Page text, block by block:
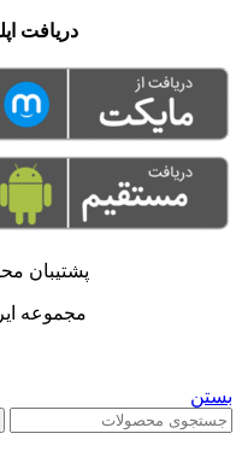
دریافت
پشتیبان
مجموعه
بستن